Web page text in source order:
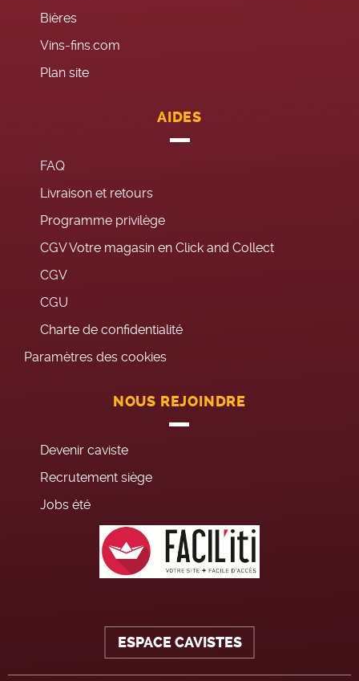
Bières
Vins-fins.com
Plan site
AIDES
FAQ
Livraison et retours
Programme privilège
CGV Votre magasin en Click and Collect
CGV
CGU
Charte de confidentialité
Paramètres des cookies
NOUS REJOINDRE
Devenir caviste
Recrutement siège
Jobs été
ESPACE CAVISTES